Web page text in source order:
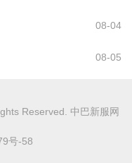
08-04
08-05
Reserved. 中巴新服网
号-58